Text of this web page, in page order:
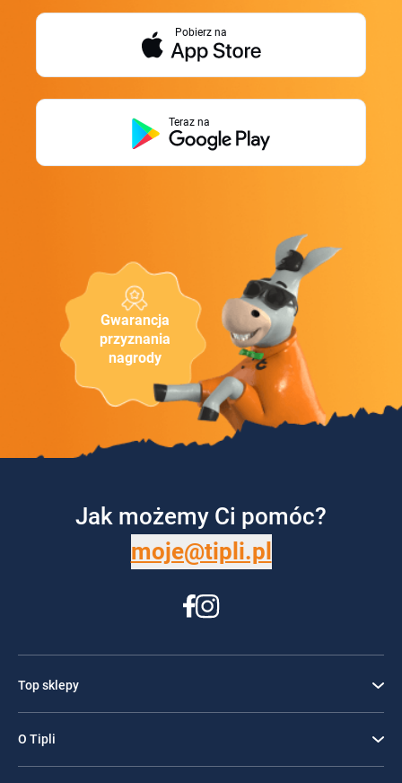
Gwarancja
przyznania
nagrody
Pobierz na
Teraz na
Jak możemy Ci pomóc?
moje@tipli.pl
Top sklepy
O Tipli